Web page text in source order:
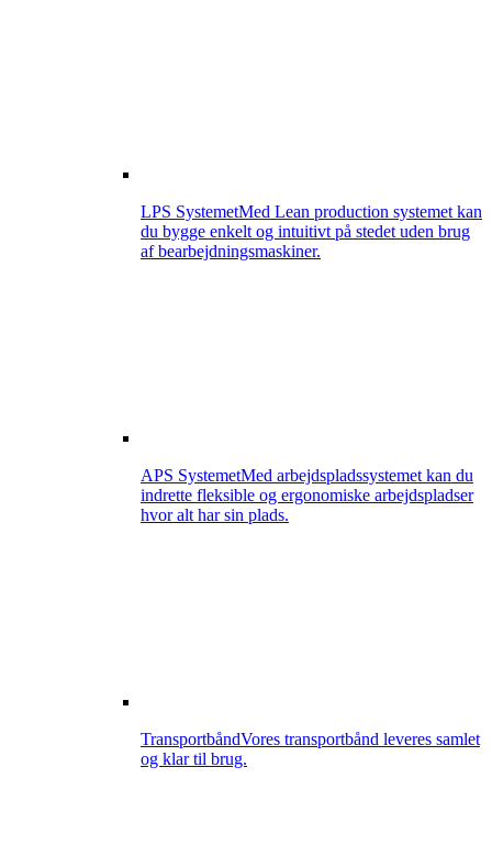
LPS SystemetMed Lean production systemet kan
du bygge enkelt og intuitivt på stedet uden brug
af bearbejdningsmaskiner.
APS SystemetMed arbejdspladssystemet kan du
indrette fleksible og ergonomiske arbejdspladser
hvor alt har sin plads.
TransportbåndVores transportbånd leveres samlet
og klar til brug.